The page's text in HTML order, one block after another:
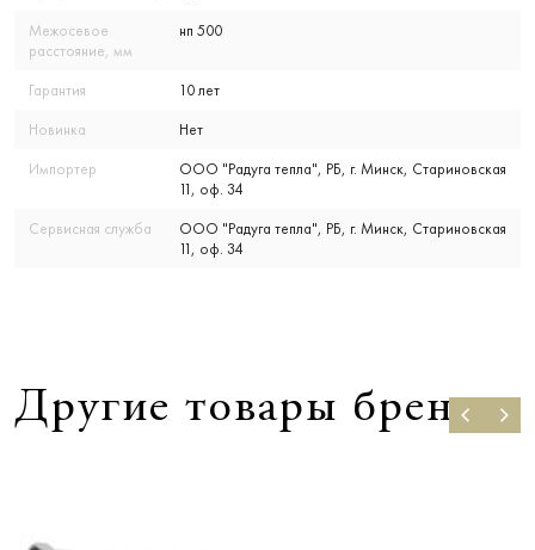
Межосевое
расстояние, мм
нп 500
Гарантия 10 лет
Новинка Нет
Импортер
ООО "Радуга тепла", РБ, г. Минск, Стариновская
11, оф. 34
Сервисная служба
ООО "Радуга тепла", РБ, г. Минск, Стариновская
11, оф. 34
Другие товары бренда